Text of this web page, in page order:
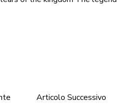
Articolo Successivo